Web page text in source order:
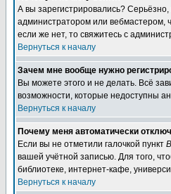
А вы зарегистрировались?
администратором или вебмастером,
если же нет, то свяжитесь с
Вернуться к началу
Зачем мне вообще нужно
Вы можете этого и не делать. Всё
возможности, которые недоступны
Вернуться к началу
Почему меня автоматически
Если вы не отметили галочкой пункт
вашей учётной записью. Для того,
библиотеке, интернет-кафе,
Вернуться к началу